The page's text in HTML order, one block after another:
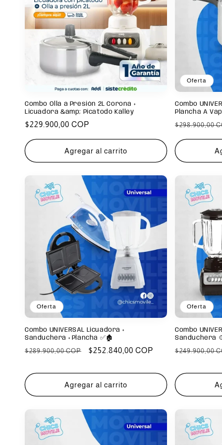
Combo Olla a Presión 2L Corona +
Licuadora &amp; Picatodo Kalley
Precio
$229.900,00 COP
Agregar al carrito
Oferta
Combo
Plancha A
Precio
$298.900,00
Oferta
Combo UNIVERSAL Licuadora +
Sanduchera + Plancha ✅🏚️
Precio
$289.900,00 COP
Precio
oferta
$252.840,00 COP
Agregar al carrito
Oferta
Combo
Sanduchera
Precio
$249.900,00